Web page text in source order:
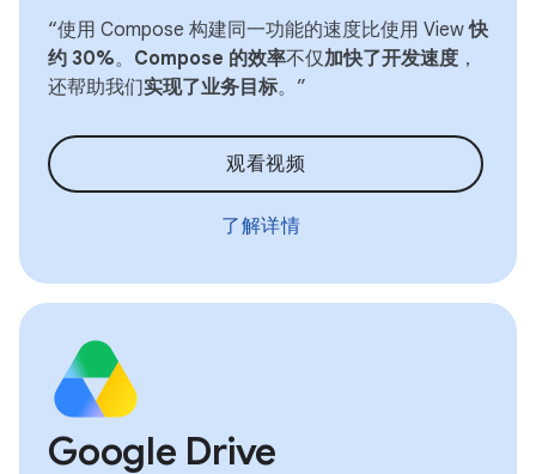
“使用 Compose 构建同一功能的速度比使用 View快
约 30%。 Compose 的效率不仅加快了开发速度 ，
还帮助我们实现了业务目标。”
观看视频
了解详情
Google Drive